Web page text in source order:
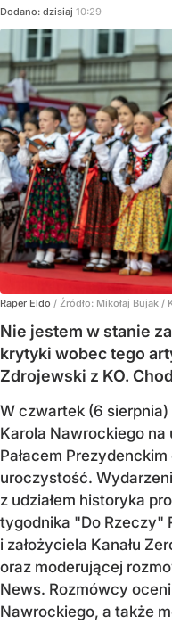
Dodano: dzisiaj 10:29
Raper Eldo / Źródło: Mikołaj Bujak /
Nie jestem w stanie
krytyki wobec tego
Zdrojewski z KO.
W czwartek (6 sierpnia)
Karola Nawrockiego na
Pałacem
uroczystość.
z udziałem historyka
tygodnika "Do Rzeczy"
i założyciela Kanału
oraz moderującej
News. Rozmówcy
Nawrockiego, a także